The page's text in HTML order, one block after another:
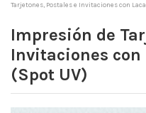
Tarjetones, Postales e Invitaciones con
Impresión de
Invitaciones con
(Spot UV)